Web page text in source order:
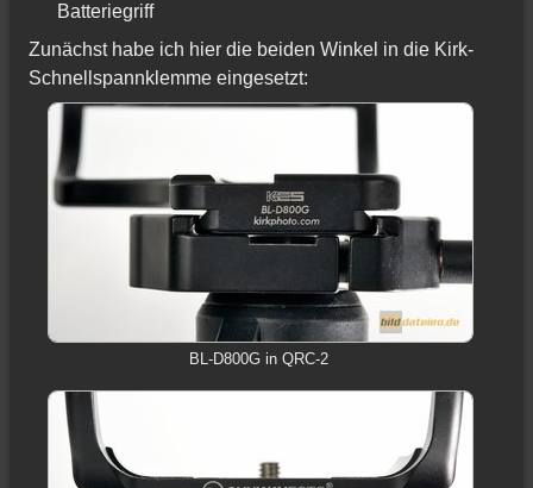
Batteriegriff
Zunächst habe ich hier die beiden Winkel in die Kirk-
Schnellspannklemme eingesetzt:
BL-D800G in QRC-2